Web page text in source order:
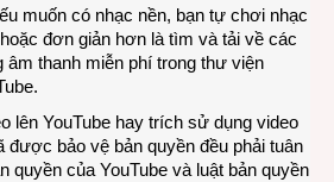
muốn có nhạc nền, bạn tự chơi nhạc
đơn giản hơn là tìm và tải về các
thanh miễn phí trong thư viện
lên YouTube hay trích sử dụng video
được bảo vệ bản quyền đều phải tuân
quyền của YouTube và luật bản quyền